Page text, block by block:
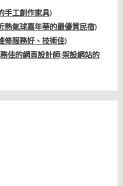
手工創作家具)
氣球嘉年華的最優質民宿)
修服務好、技術佳)
佳的網頁設計師;架設網站的